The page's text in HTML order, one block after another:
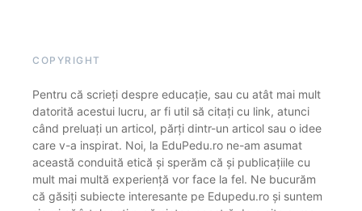
COPYRIGHT
Pentru că scrieți despre educație, sau cu atât mai mult
datorită acestui lucru, ar fi util să citați cu link, atunci
când preluați un articol, părți dintr-un articol sau o idee
care v-a inspirat. Noi, la EduPedu.ro ne-am asumat
această conduită etică și sperăm că și publicațiile cu
mult mai multă experiență vor face la fel. Ne bucurăm
că găsiți subiecte interesante pe Edupedu.ro și suntem